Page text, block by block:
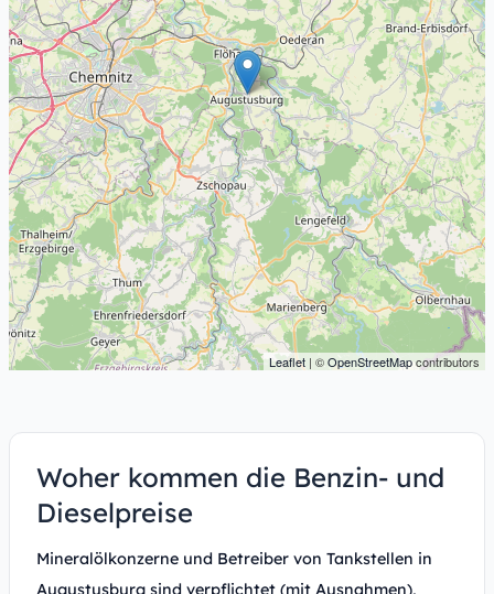
Leaflet | ©OpenStreetMapcontributors
Woher kommen die Benzin- und
Dieselpreise
Mineralölkonzerne und Betreiber von Tankstellen in
Augustusburg sind verpflichtet (mit Ausnahmen),